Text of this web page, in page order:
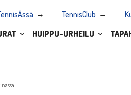
TennisClub
HUIPPU-URHEILU